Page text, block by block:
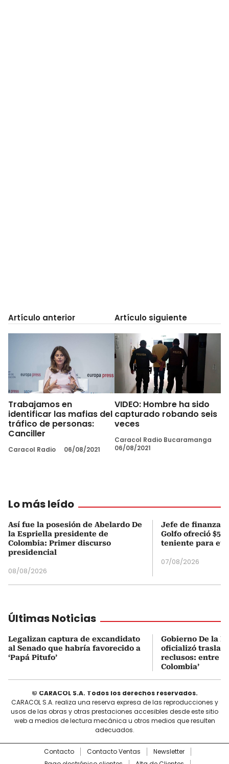
Artículo anterior
Trabajamos en
identificar las mafias del
tráfico de personas:
Canciller
Caracol Radio 06/08/2021
Artículo siguiente
VIDEO: Hombre ha sido
capturado robando seis
veces
Caracol Radio Bucaramanga
06/08/2021
Lo más leído
Así fue la posesión de Abelardo De
la Espriella presidente de
Colombia: Primer discurso
presidencial
08/08/2026
Jefe de finanzas
Golfo ofreció
teniente para
07/08/2026
Últimas Noticias
Legalizan captura de excandidato
al Senado que habría favorecido a
‘Papá Pitufo’
Gobierno De la
oficializó
reclusos: entre
Colombia’
© CARACOL S.A. Todos los derechos reservados.
CARACOL S.A. realiza una reserva expresa de las reproducciones y
usos de las obras y otras prestaciones accesibles desde este sitio
web a medios de lectura mecánica u otros medios que resulten
adecuados.
Contacto Contacto Ventas
Newsletter